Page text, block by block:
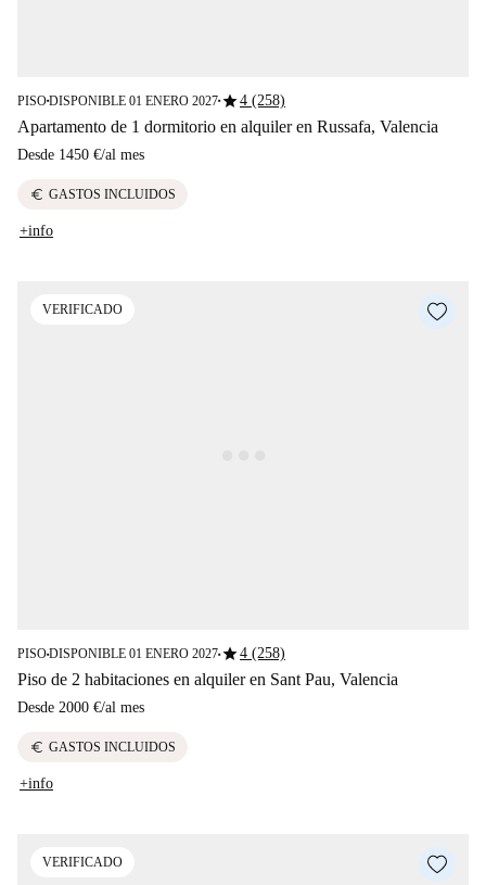
PISO■DISPONIBLE 01 ENERO 2027■star4 (258)
Apartamento de 1 dormitorio en alquiler en Russafa, Valencia
Desde 1450 €/al mes
euro GASTOS INCLUIDOS
+info
VERIFICADO
PISO■DISPONIBLE 01 ENERO 2027■star4 (258)
Piso de 2 habitaciones en alquiler en Sant Pau, Valencia
Desde 2000 €/al mes
euro GASTOS INCLUIDOS
+info
VERIFICADO